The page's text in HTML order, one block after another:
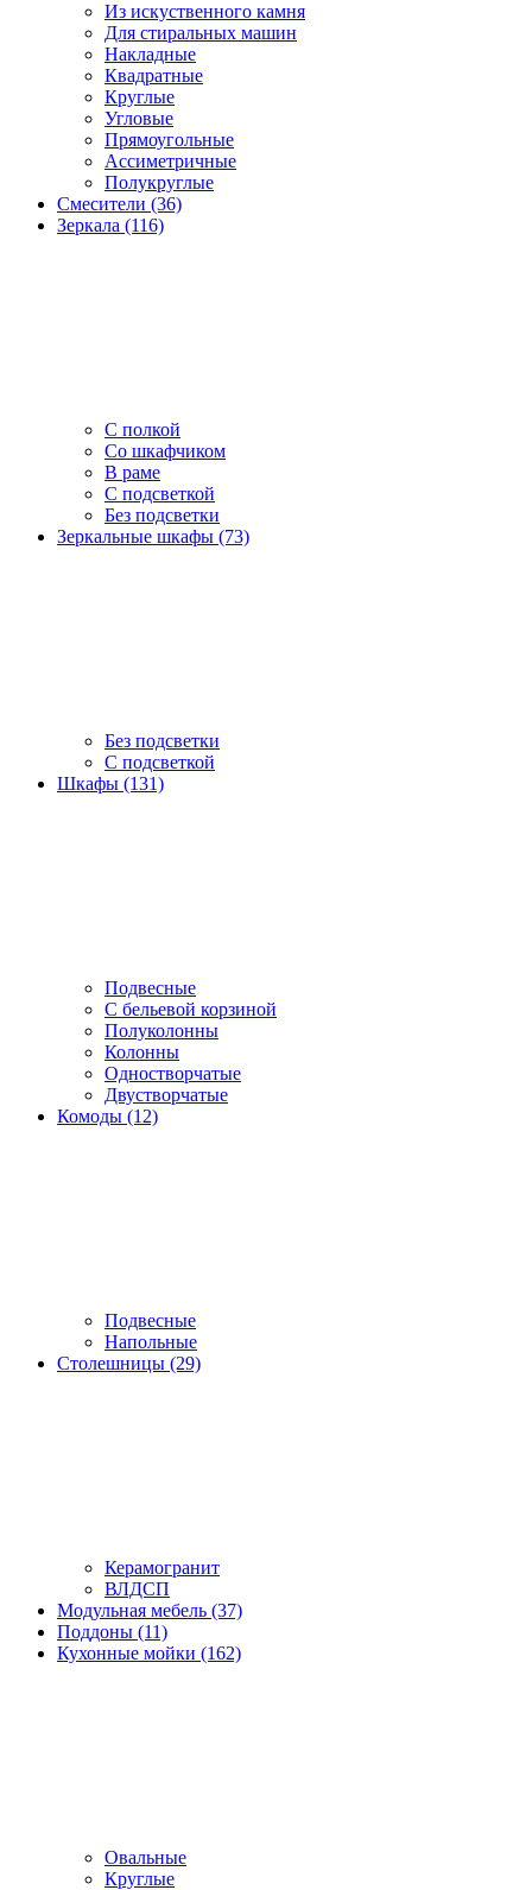
Из искуственного камня
Для стиральных машин
Накладные
Квадратные
Круглые
Угловые
Прямоугольные
Ассиметричные
Полукруглые
Смесители (36)
Зеркала (116)
С полкой
Со шкафчиком
В раме
С подсветкой
Без подсветки
Зеркальные шкафы (73)
Без подсветки
С подсветкой
Шкафы (131)
Подвесные
С бельевой корзиной
Полуколонны
Колонны
Одностворчатые
Двустворчатые
Комоды (12)
Подвесные
Напольные
Столешницы (29)
Керамогранит
ВЛДСП
Модульная мебель (37)
Поддоны (11)
Кухонные мойки (162)
Овальные
Круглые